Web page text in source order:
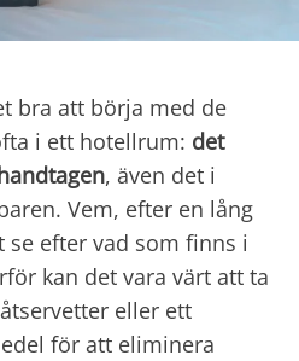
bra att börja med de
i ett hotellrum: det
, även det i
Vem, efter en lång
se efter vad som finns i
kan det vara värt att ta
eller ett
för att eliminera